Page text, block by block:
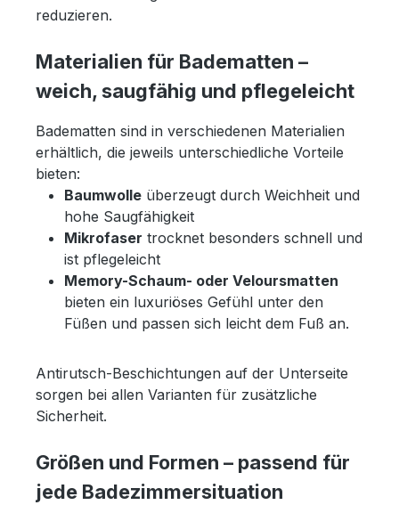
reduzieren.
Materialien für Badematten –
weich, saugfähig und pflegeleicht
Badematten sind in verschiedenen Materialien
erhältlich, die jeweils unterschiedliche Vorteile
bieten:
Baumwolle überzeugt durch Weichheit und
hohe Saugfähigkeit
Mikrofaser trocknet besonders schnell und
ist pflegeleicht
Memory-Schaum- oder Veloursmatten
bieten ein luxuriöses Gefühl unter den
Füßen und passen sich leicht dem Fuß an.
Antirutsch-Beschichtungen auf der Unterseite
sorgen bei allen Varianten für zusätzliche
Sicherheit.
Größen und Formen – passend für
jede Badezimmersituation